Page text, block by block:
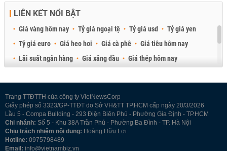
LIÊN KẾT NỔI BẬT
Giá vàng hôm nay Tỷ giá ngoại tệ Tỷ giá usd
Tỷ giá yen
Tỷ giá euro
Giá heo hơi Giá cà phê
Giá tiêu hôm nay
Lãi suất ngân hàng
Giá xăng dầu
Giá thép hôm nay
Trang TTĐTTH của công ty VietNewsCorp
Giấy phép số 3323/GP-TTĐT do Sở VH&TT TP.HCM cấp ngày 20/3/2026
Lầu 5 - Compa Building - 293 Điện Biên Phủ - Phường Gia Định - TP.HCM
Chi nhánh: Số 5 - Khu 38A Trần Phú - Phường Ba Đình - TP. Hà Nội
Chịu trách nhiệm nội dung: Hoàng Hữu Lợi
Hotline: 0975798489
Email: info@vietnambiz.vn